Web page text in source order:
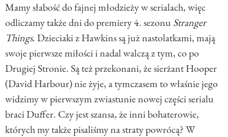
Mamy słabość do fajnej młodzieży w serialach, więc
odliczamy także dni do premiery 4. sezonu Stranger
Things. Dzieciaki z Hawkins są już nastolatkami, mają
swoje pierwsze miłości i nadal walczą z tym, co po
Drugiej Stronie. Są też przekonani, że sierżant Hooper
(David Harbour) nie żyje, a tymczasem to właśnie jego
widzimy w pierwszym zwiastunie nowej części serialu
braci Duffer. Czy jest szansa, że inni bohaterowie,
których my także pisaliśmy na straty powrócą? W